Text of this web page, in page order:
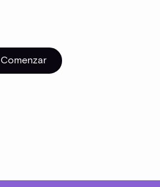
Comenzar
Comenzar